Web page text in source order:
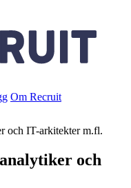
Om Recruit
och IT-arkitekter m.fl.
och